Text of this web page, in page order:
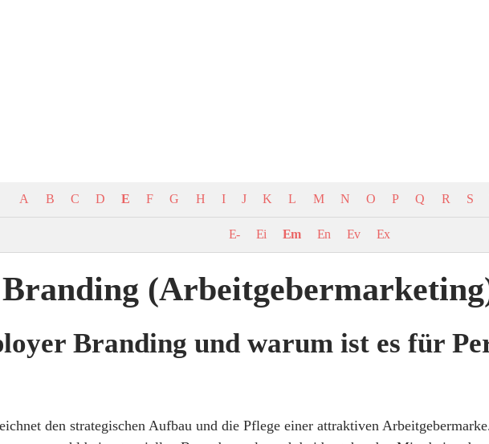
A B C D E F G H I J K L M N O P Q R S
E- Ei Em En Ev Ex
Branding und warum ist es für
den strategischen Aufbau und die Pflege einer attraktiven